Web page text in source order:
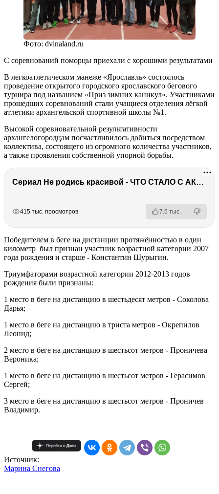
Фото: dvinaland.ru
С соревнований поморцы приехали с хорошими результатами
В легкоатлетическом манеже «Ярославль» состоялось
проведение открытого городского ярославского бегового
турнира под названием «Приз зимних каникул». Участниками
прошедших соревнований стали учащиеся отделения лёгкой
атлетики архангельской спортивной школы №1.
Высокой соревновательной результативности
архангелогородцам посчастливилось добиться посредством
коллектива, состоящего из огромного количества участников,
а также проявления собственной упорной борьбы.
Сериал Не родись красивой - ЧТО СТАЛО С АКТЕРАМИ? Смерть, тюрьма и красота
415 тыс. просмотров 7.6 тыс.
Победителем в беге на дистанции протяжённостью в один
километр был признан участник возрастной категории 2007
года рождения и старше - Константин Шурыгин.
Триумфаторами возрастной категории 2012-2013 годов
рождения были признаны:
1 место в беге на дистанцию в шестьдесят метров - Соколова
Дарья;
1 место в беге на дистанцию в триста метров - Окрепилов
Леонид;
2 место в беге на дистанцию в шестьсот метров - Проничева
Вероника;
1 место в беге на дистанцию в шестьсот метров - Герасимов
Сергей;
3 место в беге на дистанцию в шестьсот метров - Проничев
Владимир.
Источник:
Mарина Снегова